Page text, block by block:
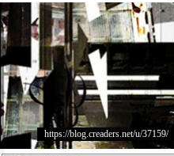
https://blog.creaders.net/u/37159/>